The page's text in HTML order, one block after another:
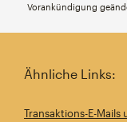
Vorankündigung
Ähnliche Links:
Transaktions-E-Mails